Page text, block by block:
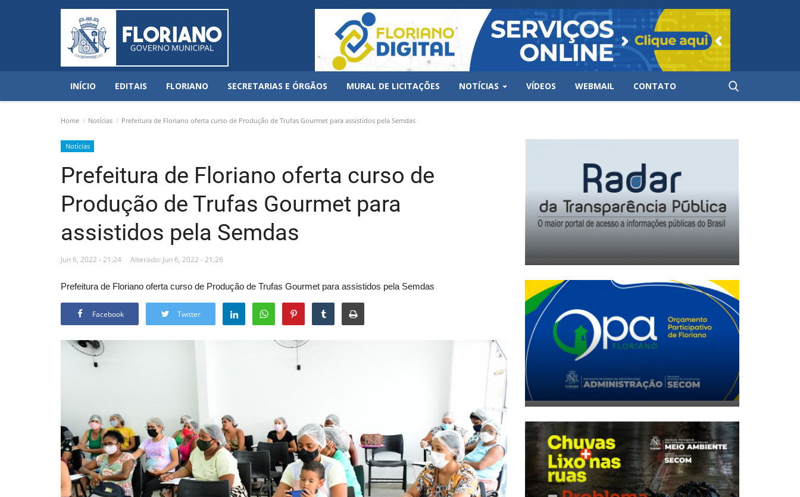
INÍCIO EDITAIS FLORIANO SECRETARIAS E ÓRGÃOS MURAL DE LICITAÇÕES NOTÍCIAS VÍDEOS WEBMAIL CONTATO
Home Notícias Prefeitura de Floriano oferta curso de Produção de Trufas Gourmet para assistidos pela Semdas
Notícias
Prefeitura de Floriano oferta curso de
Produção de Trufas Gourmet para
assistidos pela Semdas
Jun 6, 2022 - 21:24 Alterado: Jun 6, 2022 - 21:26
Prefeitura de Floriano oferta curso de Produção de Trufas Gourmet para assistidos pela Semdas
Facebook Twitter